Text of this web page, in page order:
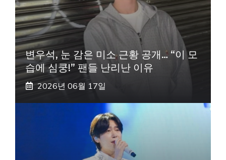
변우석, 눈 감은 미소 근황 공개… “이 모
습에 심쿵!” 팬들 난리난 이유
2026년 06월 17일